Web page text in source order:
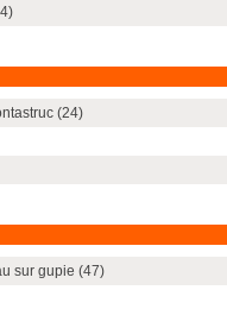
(24)
sur gupie (47)